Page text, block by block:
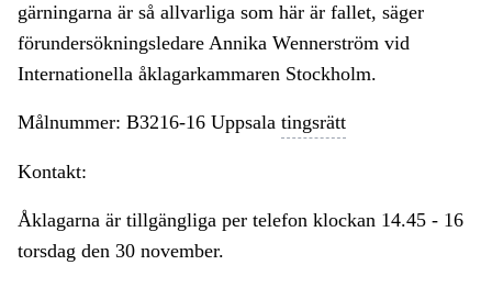
gärningarna är så allvarliga som här är fallet, säger
förundersökningsledare Annika Wennerström vid
Internationella åklagarkammaren Stockholm.
Målnummer: B3216-16 Uppsala tingsrätt
Kontakt:
Åklagarna är tillgängliga per telefon klockan 14.45 - 16
torsdag den 30 november.